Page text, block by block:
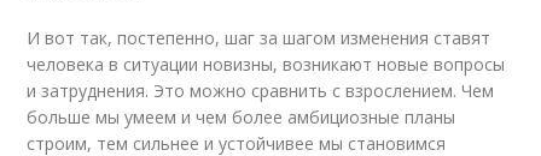
И вот так, постепенно, шаг за шагом изменения ставят
человека в ситуации новизны, возникают новые вопросы
и затруднения. Это можно сравнить с взрослением. Чем
больше мы умеем и чем более амбициозные планы
строим, тем сильнее и устойчивее мы становимся